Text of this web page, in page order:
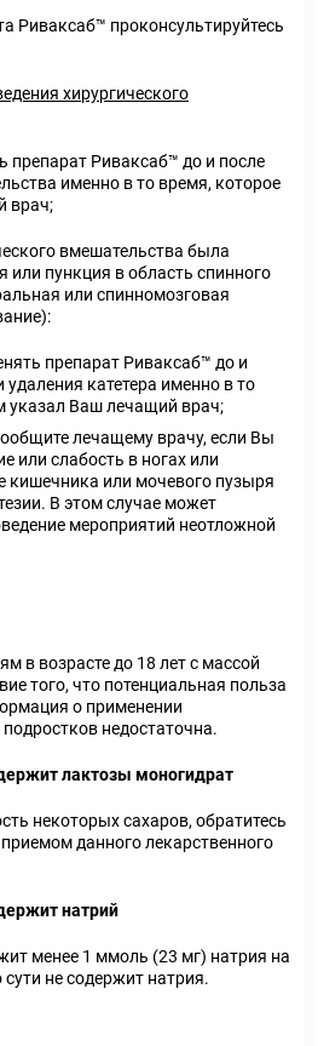
Риваксаб™ проконсультируйтесь
хирургического
препарат Риваксаб™ до и после
именно в то время, которое
врач;
вмешательства была
или пункция в область спинного
или спинномозговая
препарат Риваксаб™ до и
удаления катетера именно в то
указал Ваш лечащий врач;
лечащему врачу, если Вы
или слабость в ногах или
кишечника или мочевого пузыря
В этом случае может
мероприятий неотложной
в возрасте до 18 лет с массой
того, что потенциальная польза
о применении
недостаточна.
лактозы моногидрат
некоторых сахаров, обратитесь
данного лекарственного
натрий
менее 1 ммоль (23 мг) натрия на
сути не содержит натрия.